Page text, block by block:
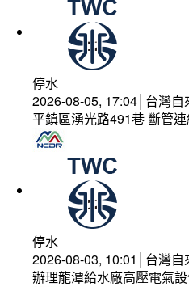
停水
2026-08-05, 17:04│台灣自
平鎮區湧光路491巷 斷管
停水
2026-08-03, 10:01│台灣自
辦理龍潭給水廠高壓電氣